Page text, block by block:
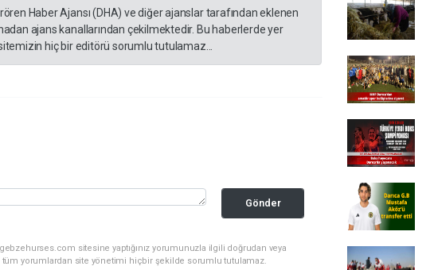
Haber Ajansı (DHA) ve diğer ajanslar tarafından eklenen
ajans kanallarından çekilmektedir. Bu haberlerde yer
hiç bir editörü sorumlu tutulamaz...
Gönder
sitesine yaptığınız yorumunuzla ilgili doğrudan veya
tüm yorumlardan site yönetimi hiçbir şekilde sorumlu tutulamaz.